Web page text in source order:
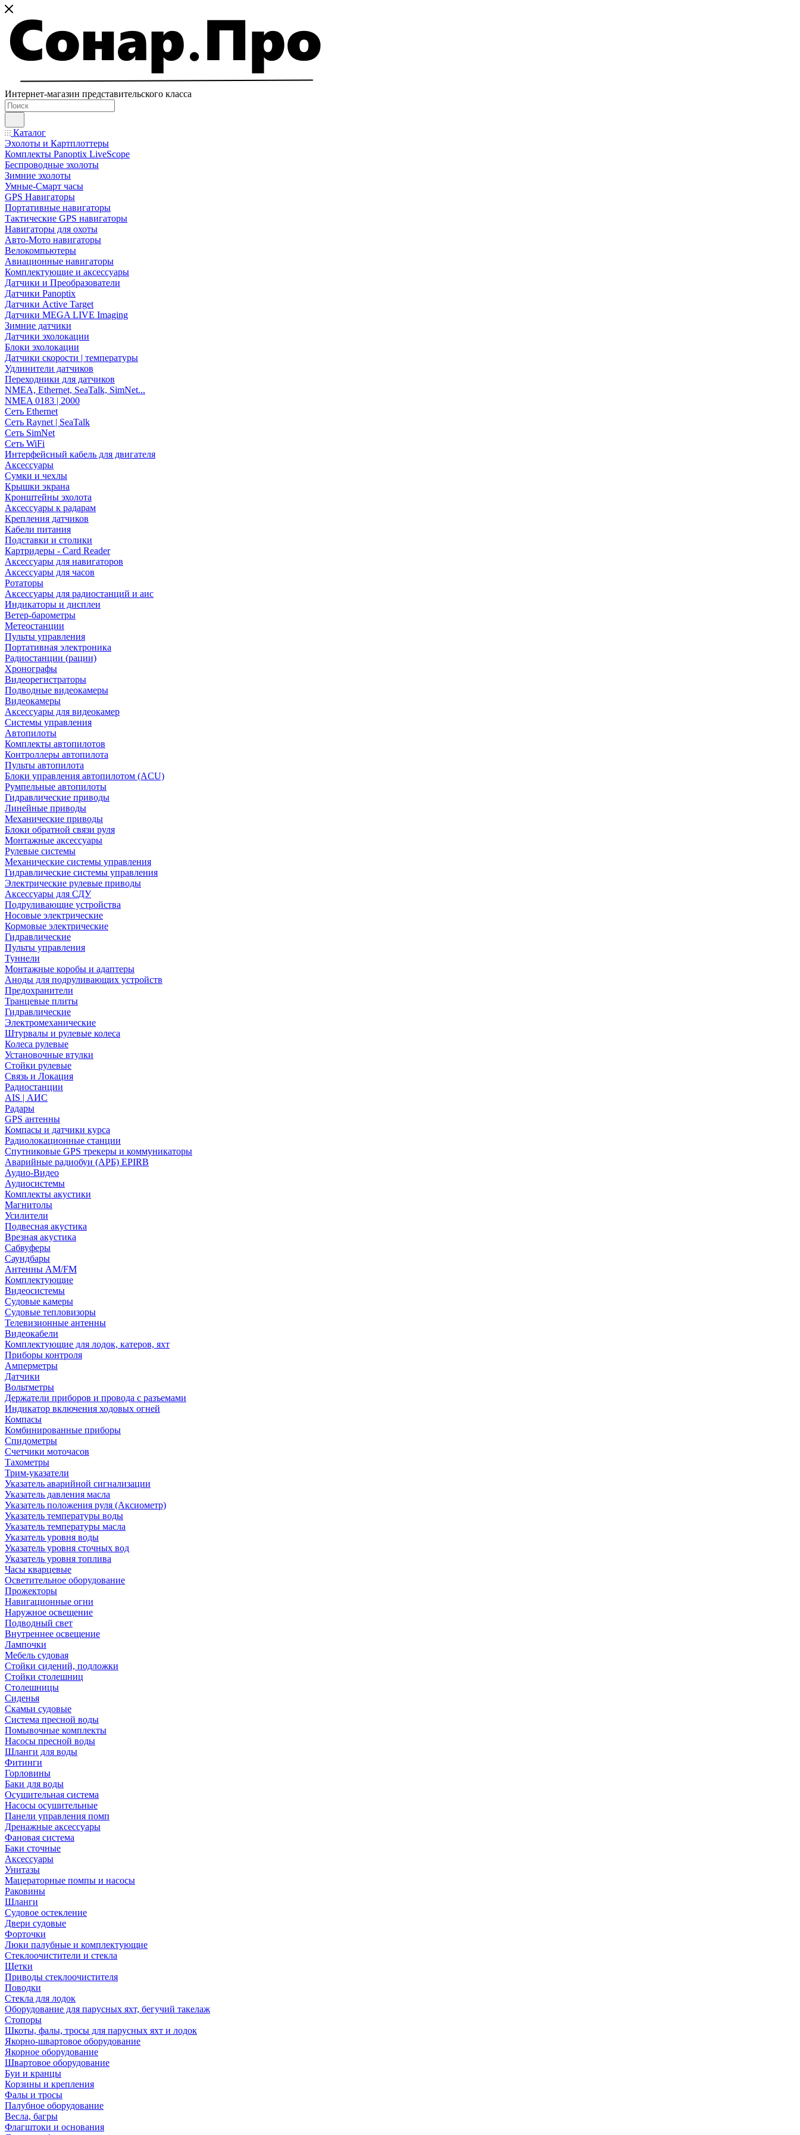
Интернет-магазин представительского класса
Каталог
Эхолоты и Картплоттеры
Комплекты Panoptix LiveScope
Беспроводные эхолоты
Зимние эхолоты
Умные-Смарт часы
GPS Навигаторы
Портативные навигаторы
Тактические GPS навигаторы
Навигаторы для охоты
Авто-Мото навигаторы
Велокомпьютеры
Авиационные навигаторы
Комплектующие и аксессуары
Датчики и Преобразователи
Датчики Panoptix
Датчики Active Target
Датчики MEGA LIVE Imaging
Зимние датчики
Датчики эхолокации
Блоки эхолокации
Датчики скорости | температуры
Удлинители датчиков
Переходники для датчиков
NMEA, Ethernet, SeaTalk, SimNet...
NMEA 0183 | 2000
Сеть Ethernet
Сеть Raynet | SeaTalk
Сеть SimNet
Сеть WiFi
Интерфейсный кабель для двигателя
Аксессуары
Сумки и чехлы
Крышки экрана
Кронштейны эхолота
Аксессуары к радарам
Крепления датчиков
Кабели питания
Подставки и столики
Картридеры - Card Reader
Аксессуары для навигаторов
Аксессуары для часов
Ротаторы
Аксессуары для радиостанций и аис
Индикаторы и дисплеи
Ветер-барометры
Метеостанции
Пульты управления
Портативная электроника
Радиостанции (рации)
Хронографы
Видеорегистраторы
Подводные видеокамеры
Видеокамеры
Аксессуары для видеокамер
Системы управления
Автопилоты
Комплекты автопилотов
Контроллеры автопилота
Пульты автопилота
Блоки управления автопилотом (ACU)
Румпельные автопилоты
Гидравлические приводы
Линейные приводы
Механические приводы
Блоки обратной связи руля
Монтажные аксессуары
Рулевые системы
Механические системы управления
Гидравлические системы управления
Электрические рулевые приводы
Аксессуары для СДУ
Подруливающие устройства
Носовые электрические
Кормовые электрические
Гидравлические
Пульты управления
Туннели
Монтажные коробы и адаптеры
Аноды для подруливающих устройств
Предохранители
Транцевые плиты
Гидравлические
Электромеханические
Штурвалы и рулевые колеса
Колеса рулевые
Установочные втулки
Стойки рулевые
Связь и Локация
Радиостанции
AIS | АИС
Радары
GPS антенны
Компасы и датчики курса
Радиолокационные станции
Спутниковые GPS трекеры и коммуникаторы
Аварийные радиобуи (АРБ) EPIRB
Аудио-Видео
Аудиосистемы
Комплекты акустики
Магнитолы
Усилители
Подвесная акустика
Врезная акустика
Сабвуферы
Саундбары
Антенны AM/FM
Комплектующие
Видеосистемы
Судовые камеры
Cудовые тепловизоры
Телевизионные антенны
Видеокабели
Комплектующие для лодок, катеров, яхт
Приборы контроля
Амперметры
Датчики
Вольтметры
Держатели приборов и провода с разъемами
Индикатор включения ходовых огней
Компасы
Комбинированные приборы
Спидометры
Счетчики моточасов
Тахометры
Трим-указатели
Указатель аварийной сигнализации
Указатель давления масла
Указатель положения руля (Аксиометр)
Указатель температуры воды
Указатель температуры масла
Указатель уровня воды
Указатель уровня сточных вод
Указатель уровня топлива
Часы кварцевые
Осветительное оборудование
Прожекторы
Навигационные огни
Наружное освещение
Подводный свет
Внутреннее освещение
Лампочки
Мебель судовая
Стойки сидений, подложки
Стойки столешниц
Столешницы
Сиденья
Скамьи судовые
Система пресной воды
Помывочные комплекты
Насосы пресной воды
Шланги для воды
Фитинги
Горловины
Баки для воды
Осушительная система
Насосы осушительные
Панели управления помп
Дренажные аксессуары
Фановая система
Баки сточные
Аксессуары
Унитазы
Мацераторные помпы и насосы
Раковины
Шланги
Судовое остекление
Двери судовые
Форточки
Люки палубные и комплектующие
Стеклоочистители и стекла
Щетки
Приводы стеклоочистителя
Поводки
Стекла для лодок
Оборудование для парусных яхт, бегучий такелаж
Стопоры
Шкоты, фалы, тросы для парусных яхт и лодок
Якорно-швартовое оборудование
Якорное оборудование
Швартовое оборудование
Буи и кранцы
Корзины и крепления
Фалы и тросы
Палубное оборудование
Весла, багры
Флагштоки и основания